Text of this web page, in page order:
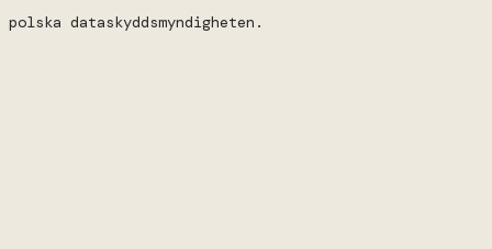
dataskyddsmyndigheten.